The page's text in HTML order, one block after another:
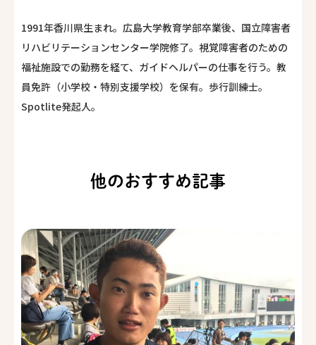
1991年香川県生まれ。広島大学教育学部卒業後、国立障害者
リハビリテーションセンター学院修了。視覚障害者のための
福祉施設での勤務を経て、ガイドヘルパーの仕事を行う。教
員免許（小学校・特別支援学校）を保有。歩行訓練士。
Spotlite発起人。
他のおすすめ記事